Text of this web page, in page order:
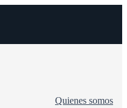
Quienes somos